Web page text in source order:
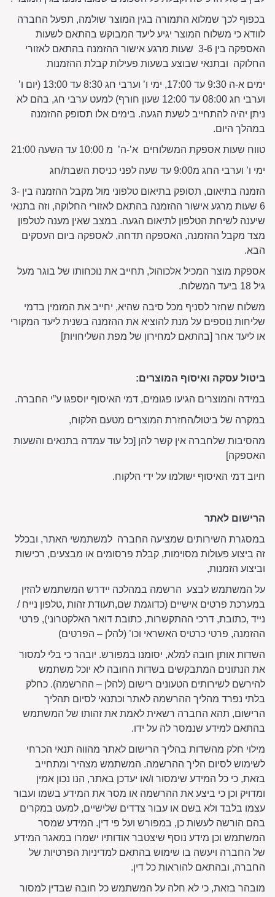
בכפוף לכך שמלוא התמורה בגין המוצר שולמה, תפעל החברה
לוודא כי משלוח המוצר יגיע ליעד המבוקש בהתאם לשעות
האספקה בין 3-6 שעות מרגע אישור ההזמנה בהתאם לאזורי
החלוקה ובתנאי שבוצע בשעות פעילות קבלת ההזמנות
ימים א-ה 9:30 עד 17:00, ימי ו’ וערבי חג 8:30 עד 13:00 (יום ו’
וערבי חג 08:00 עד 12:00 שעון חורף) למעט ערבי חג, בהם לא
ניתן יהיה להתחייב לשעת הגעה. בימים אלו תסופק ההזמנה
במהלך היום.
טווח שעות אספקת המשלוחים א’-ה’ מ 10:00 עד השעה 21:00
ימי ו’ וערבי החג מ9:00 עד שעה לפני כניסת השבת/חג
הזמנה בתיאום, תסופק בתיאום טלפוני מול מקבל ההזמנה בין 3-
6 שעות מרגע אישור ההזמנה בהתאם לאזורי החלוקה, וזה בתנאי
שיענה לשיחת הטלפון לתיאום הגעה. במצב שאין מענה לטלפון
מצד מקבל ההזמנה, האספקה תדחה, לאספקה ביום העסקים
הבא.
אספקת מוצר המכיל אלכוהול, תחייב את נוכחותו של בוגר מעל
גיל 18 ביעד המשלוח.
משלוח שחזר לסניף מכל סיבה שהיא, יחייב את המזמין בדמי
שליחות נוספים על מנת להוציא את ההזמנה בשנית ליעד המקורי
או ליעד אחר [בהתאם למחירון של מפת השליחויות]
ביטול עסקה ואיסוף המוצרים:
במידה והמוצרים הגיעו פגומים, דמי האיסוף יוספגו ע”י החברה.
במקרה של ביטול/החזרת המוצרים מטעם הלקוח,
מהסיבות שלחברה אין קשר להן [כל עוד עמדה בתנאים והשעות
האספקה]
חיוב דמי האיסוף ישולמו על ידי הלקוח.
הרישום לאתר
במסגרת השירותים שמציעה החברה למשתמשי האתר, ובכלל
זה ביצוע פעולות מסוימות, קבלת פרסומים או מבצעים, רכישות
וביצוע הזמנות,
על המשתמש לבצע הרשמה במהלכה יידרש המשתמש להזין
במערכת פרטים אישיים (כדוגמת שם,תעודת זהות ,טלפון נייח /
נייד ,כתובת, דרכי ההתקשרות, כתובת דואר האלקטרוני), פרטי
ההזמנה, פרטי כרטיס האשראי וכו’ (להלן – הפרטים)
השדות אותן חובה למלא, יסומנו במפורש. יובהר כי בלי למסור
את הנתונים המתבקשים בשדות החובה לא יוכל משתמש
להירשם לשירותים הטעונים רישום (להלן – ההרשמה). כחלק
בלתי נפרד מהליך ההרשמה לאתר וכתנאי לסיום תהליך
הרישום, תהא החברה רשאית לאמת את זהותו של המשתמש
בהתאם למידע שנמסר לה על ידו.
מילוי חלק מהשדות בהליך הרישום לאתר מהווה תנאי הכרחי
לשימוש לסיום הליך ההרשמה. המשתמש מצהיר ומתחייב
בזאת, כי כל המידע שימסור ו/או יעדכן באתר, הנו נכון אמין
ומדויק וכן כי ביצע את ההרשמה או מסר את המידע בשמו ועבור
עצמו בלבד ולא בשם או עבור צדדים שלישיים, למעט במקרים
בהם הורשה לעשות כן, במפורש ועל פי דין. המידע שמסר
המשתמש וכן מידע נוסף שיצטבר אודותיו ישמרו במאגר המידע
של החברה ויעשה בו שימוש בהתאם למדיניות הפרטיות של
החברה, ובהתאם להוראות כל דין.
מובהר בזאת, כי לא חלה על המשתמש כל חובה שבדין למסור